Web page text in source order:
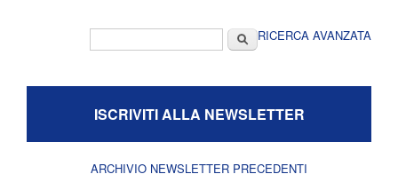
CercaRICERCA AVANZATA
ISCRIVITI ALLA NEWSLETTER
ARCHIVIO NEWSLETTER PRECEDENTI